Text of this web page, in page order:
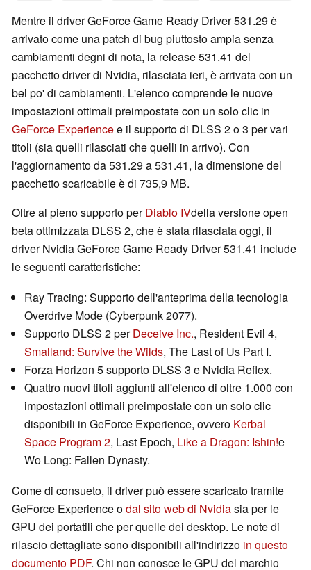
Mentre il driver GeForce Game Ready Driver 531.29 è
arrivato come una patch di bug piuttosto ampia senza
cambiamenti degni di nota, la release 531.41 del
pacchetto driver di Nvidia, rilasciata ieri, è arrivata con un
bel po' di cambiamenti. L'elenco comprende le nuove
impostazioni ottimali preimpostate con un solo clic in
GeForce Experiencee il supporto di DLSS 2 o 3 per vari
titoli (sia quelli rilasciati che quelli in arrivo). Con
l'aggiornamento da 531.29 a 531.41, la dimensione del
pacchetto scaricabile è di 735,9 MB.
Oltre al pieno supporto perDiablo IVdella versione open
beta ottimizzata DLSS 2, che è stata rilasciata oggi, il
driver Nvidia GeForce Game Ready Driver 531.41 include
le seguenti caratteristiche:
Ray Tracing: Supporto dell'anteprima della tecnologia
Overdrive Mode (Cyberpunk 2077).
Supporto DLSS 2 perDeceive Inc., Resident Evil 4,
Smalland: Survive the Wilds, The Last of Us Part I.
Forza Horizon 5 supporto DLSS 3 e Nvidia Reflex.
Quattro nuovi titoli aggiunti all'elenco di oltre 1.000 con
impostazioni ottimali preimpostate con un solo clic
disponibili in GeForce Experience, ovvero Kerbal
Space Program 2, Last Epoch, Like a Dragon: Ishin!e
Wo Long: Fallen Dynasty.
Come di consueto, il driver può essere scaricato tramite
GeForce Experience odal sito web di Nvidiasia per le
GPU dei portatili che per quelle dei desktop. Le note di
rilascio dettagliate sono disponibili all'indirizzo in questo
documento PDF. Chi non conosce le GPU del marchio